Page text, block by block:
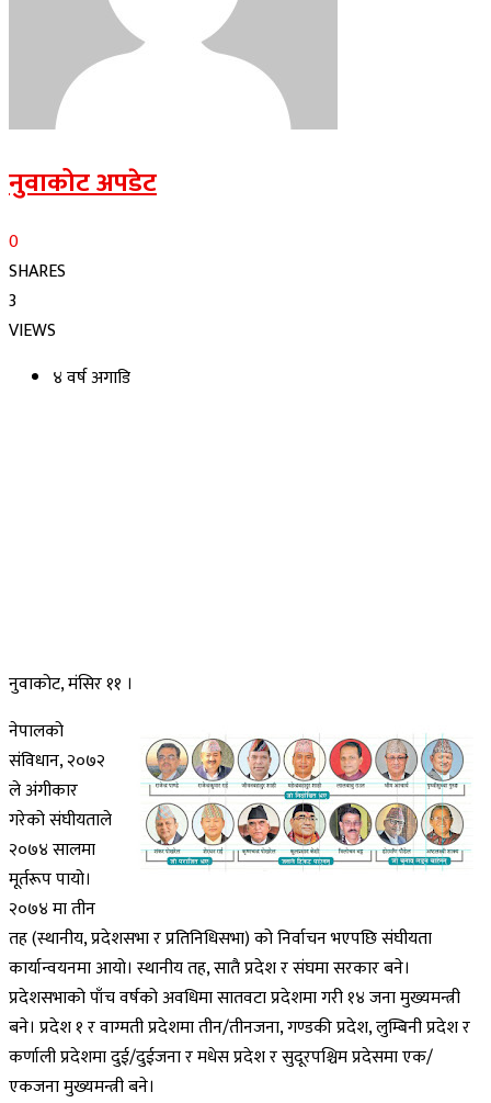
नुवाकोट अपडेट
0
SHARES
3
VIEWS
४ वर्ष अगाडि
नुवाकोट, मंसिर ११ ।
नेपालको
संविधान, २०७२
ले अंगीकार
गरेको संघीयताले
२०७४ सालमा
मूर्तरूप पायो।
२०७४ मा तीन
तह (स्थानीय, प्रदेशसभा र प्रतिनिधिसभा) को निर्वाचन भएपछि संघीयता
कार्यान्वयनमा आयो। स्थानीय तह, सातै प्रदेश र संघमा सरकार बने।
प्रदेशसभाको पाँच वर्षको अवधिमा सातवटा प्रदेशमा गरी १४ जना मुख्यमन्त्री
बने। प्रदेश १ र वाग्मती प्रदेशमा तीन/तीनजना, गण्डकी प्रदेश, लुम्बिनी प्रदेश र
कर्णाली प्रदेशमा दुई/दुईजना र मधेस प्रदेश र सुदूरपश्चिम प्रदेसमा एक/
एकजना मुख्यमन्त्री बने।